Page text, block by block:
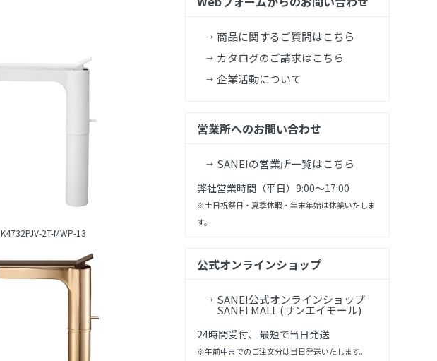
K4732PJV-2T-MWP-13
商品に関するご質問はこちら
カタログのご請求はこちら
企業活動について
営業所へのお問い合わせ
SANEIの営業所一覧はこちら
弊社営業時間（平日）9:00～17:00
※土日祝祭日・夏季休暇・年末年始は休業いたしま
す。
公式オンラインショップ
SANEI公式オンラインショップ
SANEI MALL (サンエイモール)
24時間受付、 最短で当日発送
※午前中までのご注文分は当日発送いたします。